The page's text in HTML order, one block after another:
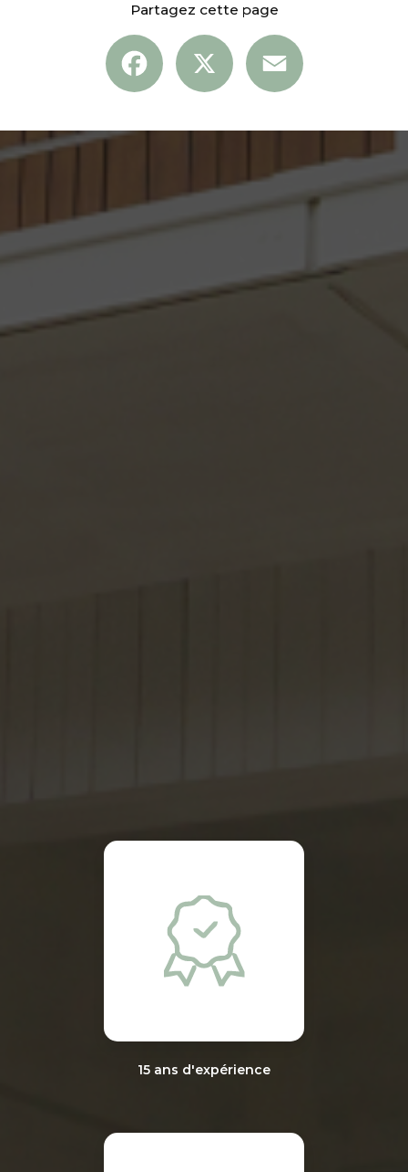
Partagez cette page
Facebook
15 ans d'expérience